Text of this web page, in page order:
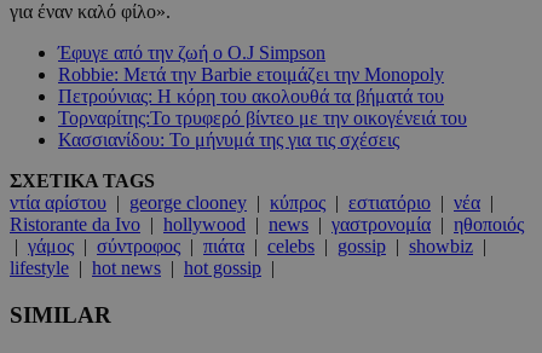
για έναν καλό φίλο».
Έφυγε από την ζωή ο O.J Simpson
Robbie: Μετά την Barbie ετοιμάζει την Monopoly
Πετρούνιας: Η κόρη του ακολουθά τα βήματά του
Τορναρίτης:Το τρυφερό βίντεο με την οικογένειά του
Κασσιανίδου: Το μήνυμά της για τις σχέσεις
ΣΧΕΤΙΚΑ TAGS
ντία αρίστου | george clooney | κύπρος | εστιατόριο | νέα |
Ristorante da Ivo | hollywood | news | γαστρονομία | ηθοποιός
| γάμος | σύντροφος | πιάτα | celebs | gossip | showbiz |
lifestyle | hot news | hot gossip |
SIMILAR